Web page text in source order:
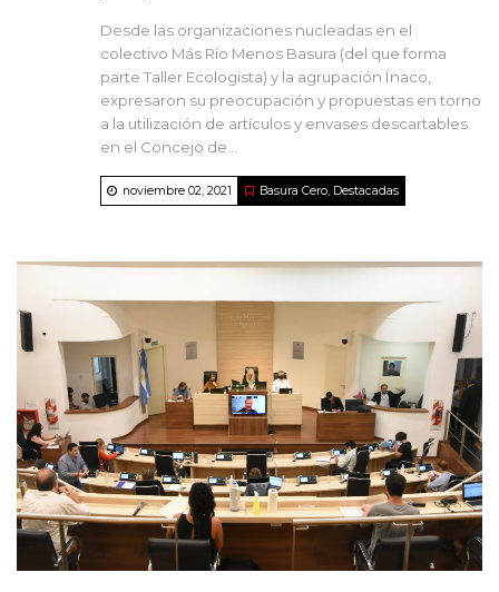
Desde las organizaciones nucleadas en el
colectivo Más Río Menos Basura (del que forma
parte Taller Ecologista) y la agrupación Ínaco,
expresaron su preocupación y propuestas en torno
a la utilización de artículos y envases descartables
en el Concejo de...
noviembre 02, 2021 Basura Cero Destacadas